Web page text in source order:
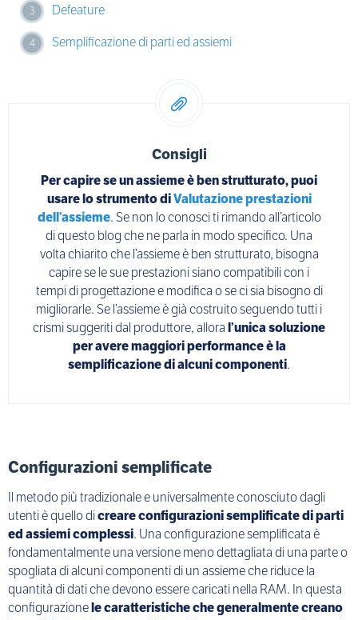
Defeature
Semplificazione di parti ed assiemi
Consigli
Per capire se un assieme è ben strutturato, puoi
usare lo strumento diValutazione prestazioni
dell’assieme. Se non lo conosci ti rimando all’articolo
di questo blog che ne parla in modo specifico. Una
volta chiarito che l’assieme è ben strutturato, bisogna
capire se le sue prestazioni siano compatibili con i
tempi di progettazione e modifica o se ci sia bisogno di
migliorarle. Se l’assieme è già costruito seguendo tutti i
crismi suggeriti dal produttore, alloral’unica soluzione
per avere maggiori performance è la
semplificazione di alcuni componenti.
Configurazioni semplificate
Il metodo più tradizionale e universalmente conosciuto dagli
utenti è quello dicreare configurazioni semplificate di parti
ed assiemi complessi. Una configurazione semplificata è
fondamentalmente una versione meno dettagliata di una parte o
spogliata di alcuni componenti di un assieme che riduce la
quantità di dati che devono essere caricati nella RAM. In questa
configurazionele caratteristiche che generalmente creano